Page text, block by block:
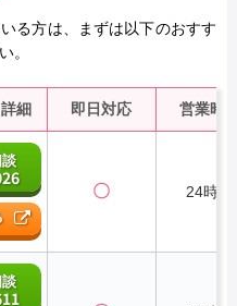
る方は、まずは以下のおすす
。
細 即日対応 営業時
〇 24時間